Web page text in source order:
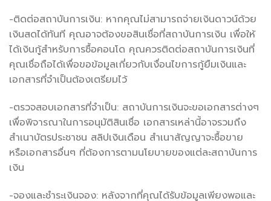
-ติดต่อสถาบันการเงิน: หากคุณไม่สามารถจ่ายเงินดาวน์ด้วย
เงินสดได้ทันที คุณอาจต้องขอสินเชื่อที่สถาบันการเงิน เพื่อให้
ได้เงินกู้สำหรับการซื้อคอนโด คุณควรติดต่อสถาบันการเงินที่
คุณเชื่อถือได้เพื่อขอข้อมูลเกี่ยวกับเงื่อนไขการกู้ยืมเงินและ
เอกสารที่จำเป็นต้องเตรียมไว้
-ตรวจสอบเอกสารที่จำเป็น: สถาบันการเงินจะขอเอกสารต่างๆ
เพื่อพิจารณาในการอนุมัติสินเชื่อ เอกสารเหล่านี้อาจรวมถึง
สำเนาบัตรประชาชน สลิปเงินเดือน สำเนาสัญญาจะซื้อขาย
หรือเอกสารอื่นๆ ที่ต้องการตามนโยบายของแต่ละสถาบันการ
เงิน
-จองและชำระเงินจอง: หลังจากที่คุณได้รับข้อมูลเพียงพอและ